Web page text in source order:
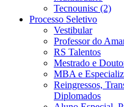
Tecnounisc (2)
Processo Seletivo
Vestibular
Professor do
RS Talentos
Mestrado e
MBA e
Reingressos,
Diplomados